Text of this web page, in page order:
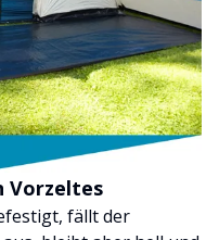
Vorzeltes
fällt der